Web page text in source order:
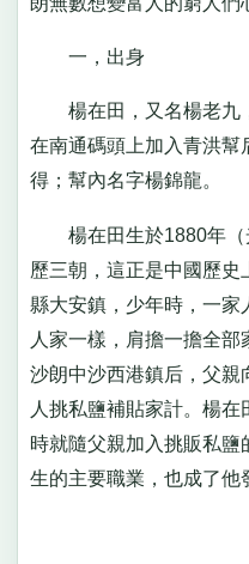
一，出身
楊在田，又名楊老九
在南通碼頭上加入青洪幫
得；幫內名字楊錦龍。
楊在田生於1880年（
歷三朝，這正是中國歷史
縣大安鎮，少年時，一家
人家一樣，肩擔一擔全部
沙朗中沙西港鎮后，父親
人挑私鹽補貼家計。楊
時就隨父親加入挑販私
生的主要職業，也成了他